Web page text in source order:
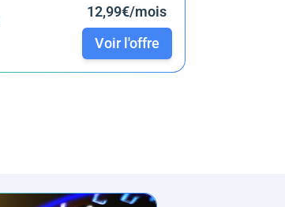
12,99€/mois
Voir l'offre